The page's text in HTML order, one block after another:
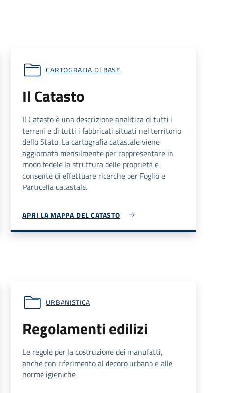
CARTOGRAFIA DI BASE
Il Catasto
Il Catasto è una descrizione analitica di tutti i
terreni e di tutti i fabbricati situati nel territorio
dello Stato. La cartografia catastale viene
aggiornata mensilmente per rappresentare in
modo fedele la struttura delle proprietà e
consente di effettuare ricerche per Foglio e
Particella catastale.
APRI LA MAPPA DEL CATASTO
URBANISTICA
Regolamenti edilizi
Le regole per la costruzione dei manufatti,
anche con riferimento al decoro urbano e alle
norme igieniche